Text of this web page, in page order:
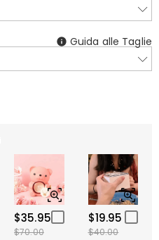
Guida alle Taglie
$35.95
$70.00
$19.95
$40.00